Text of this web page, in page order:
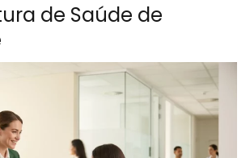
de Saúde de